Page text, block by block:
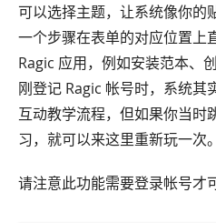
可以选择主题，让系统像你的
一个步骤在表单的对应位置上
Ragic 应用，例如安装范本、
刚登记 Ragic 帐号时，系统其
互动教学流程，但如果你当时
习，就可以来这里重新玩一次。
请注意此功能需要登录帐号才